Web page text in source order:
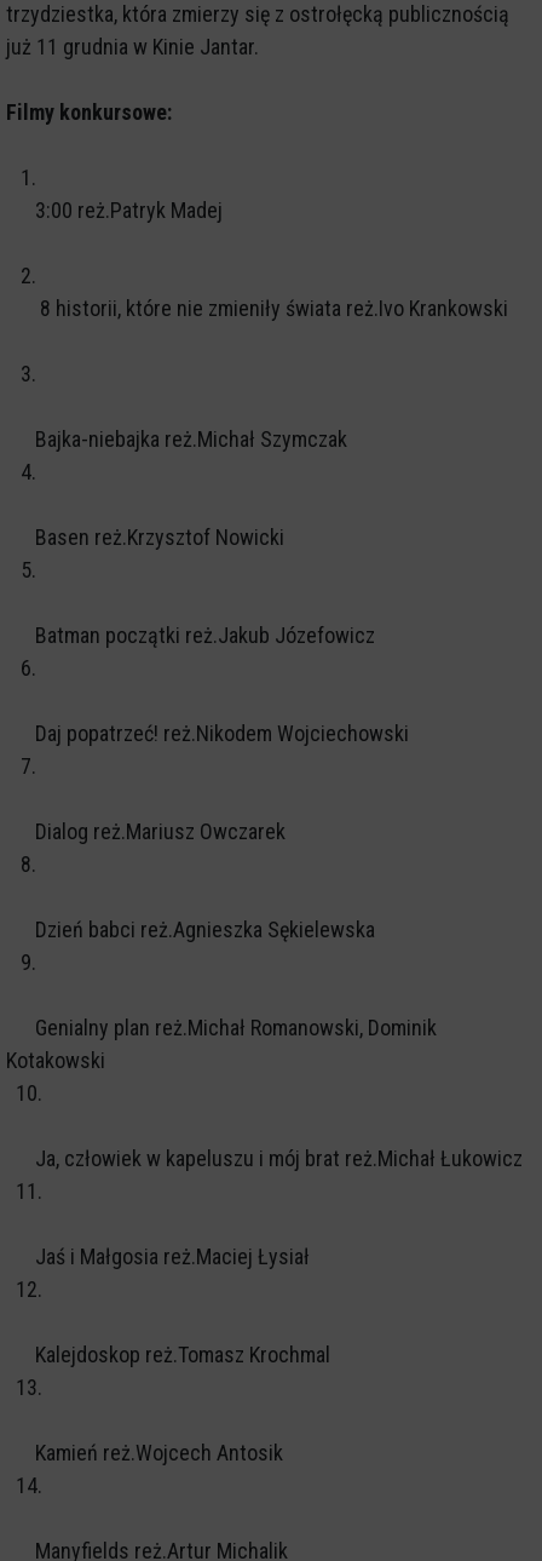
trzydziestka, która zmierzy się z ostrołęcką publicznością
już 11 grudnia w Kinie Jantar.
Filmy konkursowe:
1.
3:00 reż.Patryk Madej
2.
8 historii, które nie zmieniły świata reż.Ivo Krankowski
3.
Bajka-niebajka reż.Michał Szymczak
4.
Basen reż.Krzysztof Nowicki
5.
Batman początki reż.Jakub Józefowicz
6.
Daj popatrzeć! reż.Nikodem Wojciechowski
7.
Dialog reż.Mariusz Owczarek
8.
Dzień babci reż.Agnieszka Sękielewska
9.
Genialny plan reż.Michał Romanowski, Dominik
Kotakowski
10.
Ja, człowiek w kapeluszu i mój brat reż.Michał Łukowicz
11.
Jaś i Małgosia reż.Maciej Łysiał
12.
Kalejdoskop reż.Tomasz Krochmal
13.
Kamień reż.Wojcech Antosik
14.
Manyfields reż.Artur Michalik